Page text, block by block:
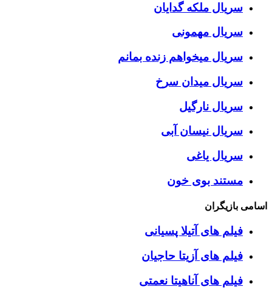
سریال ملکه گدایان
سریال مهمونی
سریال میخواهم زنده بمانم
سریال میدان سرخ
سریال نارگیل
سریال نیسان آبی
سریال یاغی
مستند بوی خون
اسامی بازیگران
فیلم های آتیلا پسیانی
فیلم های آزیتا حاجیان
فیلم های آناهیتا نعمتی